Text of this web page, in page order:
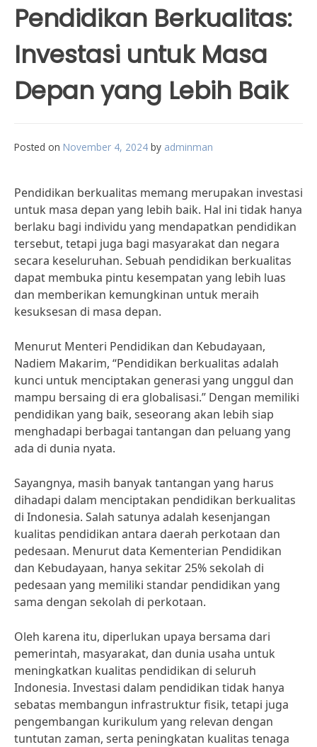
Pendidikan Berkualitas:
Investasi untuk Masa
Depan yang Lebih Baik
Posted on November 4, 2024 by adminman
Pendidikan berkualitas memang merupakan investasi
untuk masa depan yang lebih baik. Hal ini tidak hanya
berlaku bagi individu yang mendapatkan pendidikan
tersebut, tetapi juga bagi masyarakat dan negara
secara keseluruhan. Sebuah pendidikan berkualitas
dapat membuka pintu kesempatan yang lebih luas
dan memberikan kemungkinan untuk meraih
kesuksesan di masa depan.
Menurut Menteri Pendidikan dan Kebudayaan,
Nadiem Makarim, “Pendidikan berkualitas adalah
kunci untuk menciptakan generasi yang unggul dan
mampu bersaing di era globalisasi.” Dengan memiliki
pendidikan yang baik, seseorang akan lebih siap
menghadapi berbagai tantangan dan peluang yang
ada di dunia nyata.
Sayangnya, masih banyak tantangan yang harus
dihadapi dalam menciptakan pendidikan berkualitas
di Indonesia. Salah satunya adalah kesenjangan
kualitas pendidikan antara daerah perkotaan dan
pedesaan. Menurut data Kementerian Pendidikan
dan Kebudayaan, hanya sekitar 25% sekolah di
pedesaan yang memiliki standar pendidikan yang
sama dengan sekolah di perkotaan.
Oleh karena itu, diperlukan upaya bersama dari
pemerintah, masyarakat, dan dunia usaha untuk
meningkatkan kualitas pendidikan di seluruh
Indonesia. Investasi dalam pendidikan tidak hanya
sebatas membangun infrastruktur fisik, tetapi juga
pengembangan kurikulum yang relevan dengan
tuntutan zaman, serta peningkatan kualitas tenaga